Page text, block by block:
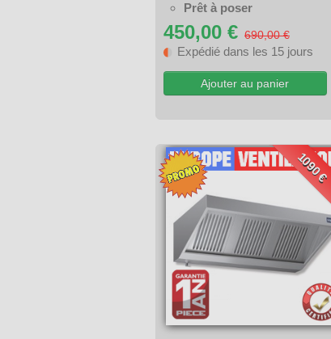
Prêt à poser
450,00 € 690,00 €
Expédié dans les 15 jours
Ajouter au panier
1090 €